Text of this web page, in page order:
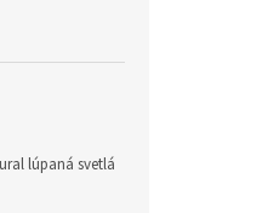
lúpaná svetlá